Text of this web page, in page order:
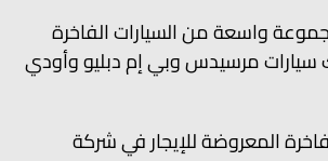
واسعة من السيارات الفاخرة
سيارات مرسيدس وبي إم دبليو وأودي
المعروضة للإيجار في شركة